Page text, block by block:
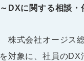
～DXに関する相談
株式会社オージス
を対象に、社員の